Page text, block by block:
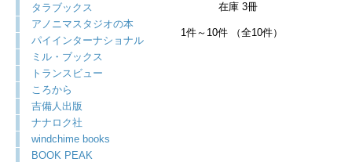
タラブックス
アノニマスタジオの本
パイインターナショナル
ミル・ブックス
トランスビュー
ころから
吉備人出版
ナナロク社
windchime books
BOOK PEAK
在庫 3冊
1件～10件 （全10件）